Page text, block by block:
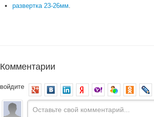
развертка 23-26мм.
Комментарии
войдите